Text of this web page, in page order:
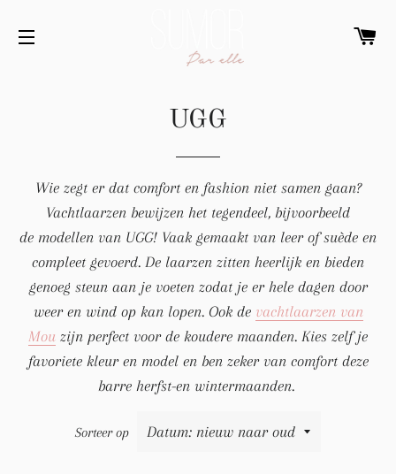
UGG
Wie zegt er dat comfort en fashion niet samen gaan?
Vachtlaarzen bewijzen het tegendeel, bijvoorbeeld
de modellen van UGG! Vaak gemaakt van leer of suède en
compleet gevoerd. De laarzen zitten heerlijk en bieden
genoeg steun aan je voeten zodat je er hele dagen door
weer en wind op kan lopen. Ook de vachtlaarzen van
Mou zijn perfect voor de koudere maanden. Kies zelf je
favoriete kleur en model en ben zeker van comfort deze
barre herfst-en wintermaanden.
Sorteer op